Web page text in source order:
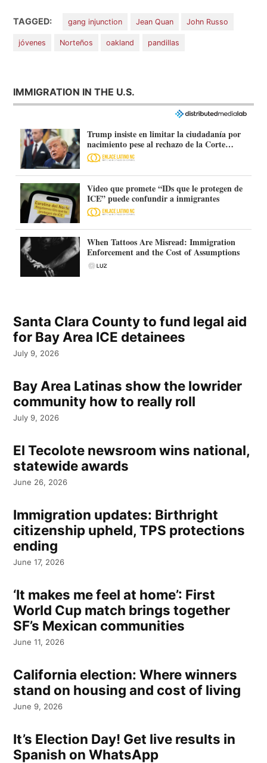
TAGGED: gang injunction Jean Quan John Russo
jóvenes Norteños oakland pandillas
IMMIGRATION IN THE U.S.
Trump insiste en limitar la ciudadanía por
nacimiento pese al rechazo de la Corte
Suprema
Video que promete “IDs que le protegen de
ICE” puede confundir a inmigrantes
When Tattoos Are Misread: Immigration
Enforcement and the Cost of Assumptions
Santa Clara County to fund legal aid
for Bay Area ICE detainees
July 9, 2026
Bay Area Latinas show the lowrider
community how to really roll
July 9, 2026
El Tecolote newsroom wins national,
statewide awards
June 26, 2026
Immigration updates: Birthright
citizenship upheld, TPS protections
ending
June 17, 2026
‘It makes me feel at home’: First
World Cup match brings together
SF’s Mexican communities
June 11, 2026
California election: Where winners
stand on housing and cost of living
June 9, 2026
It’s Election Day! Get live results in
Spanish on WhatsApp